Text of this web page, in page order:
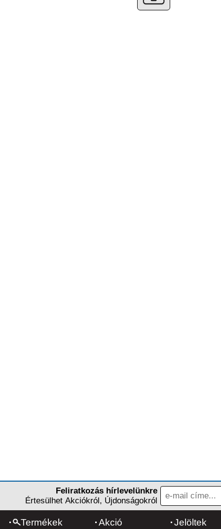
Feliratkozás hírlevelünkre
Értesülhet Akciókról, Újdonságokról
Termékek Akció Jelöltek